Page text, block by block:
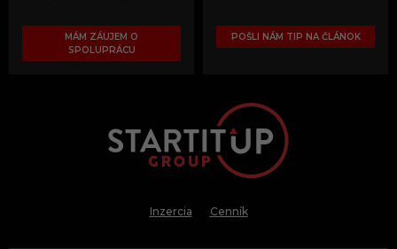
MÁM ZÁUJEM O
SPOLUPRÁCU
POŠLI NÁM TIP NA ČLÁNOK
Inzercia Cenník